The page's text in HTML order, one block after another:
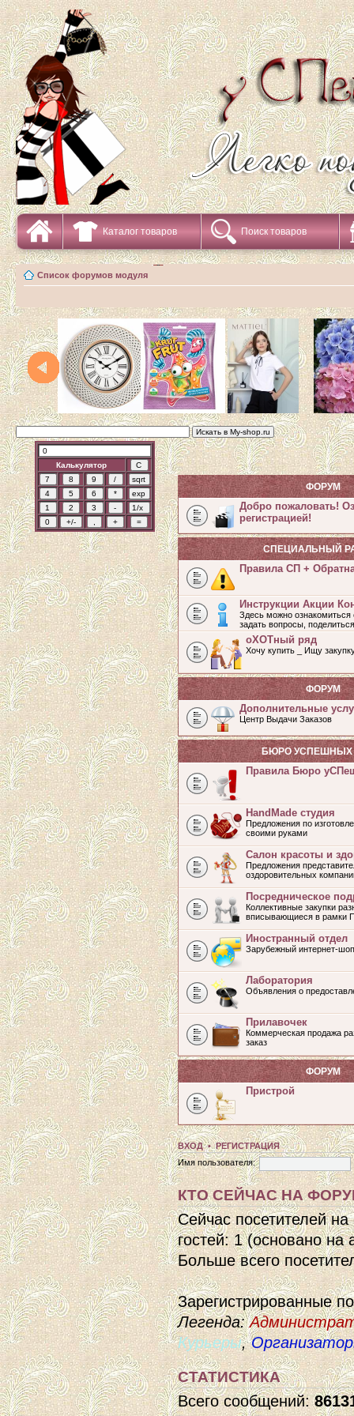
Каталог товаров Поиск товаров
Список форумов модуля
Калькулятор
ФОРУМ
Добро пожаловать!
регистрацией!
СПЕЦИАЛЬНЫЙ
Правила СП +
Инструкции Акции
Здесь можно
задать вопросы,
оХОТный ряд
Хочу купить _ Ищу
ФОРУМ
Дополнительные
Центр Выдачи Заказов
БЮРО УСПЕШНЫХ
Правила Бюро
HandMade студия
Предложения по
своими руками
Салон красоты и
Предложения
оздоровительных
Посредническое
Коллективные закупки
вписывающиеся в рамки
Иностранный отдел
Зарубежный интернет-
Лаборатория
Объявления о
Прилавочек
Коммерческая продажа
заказ
ФОРУМ
Пристрой
ВХОД•РЕГИСТРАЦИЯ
Имя пользователя:
КТО СЕЙЧАС НА
Сейчас посетителей
гостей: 1 (основано на
Больше всего
Зарегистрированные
Легенда:
Курьеры,
СТАТИСТИКА
Всего сообщений: